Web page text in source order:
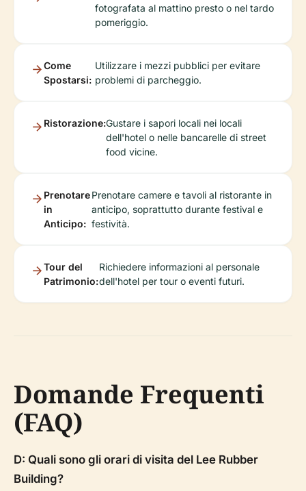
fotografata al mattino presto o nel tardo
pomeriggio.
Come
Spostarsi:
Utilizzare i mezzi pubblici per evitare
problemi di parcheggio.
Ristorazione:Gustare i sapori locali nei locali
dell'hotel o nelle bancarelle di street
food vicine.
Prenotare
in
Anticipo:
Prenotare camere e tavoli al ristorante in
anticipo, soprattutto durante festival e
festività.
Tour del
Patrimonio:
Richiedere informazioni al personale
dell'hotel per tour o eventi futuri.
Domande Frequenti
(FAQ)
D: Quali sono gli orari di visita del Lee Rubber
Building?